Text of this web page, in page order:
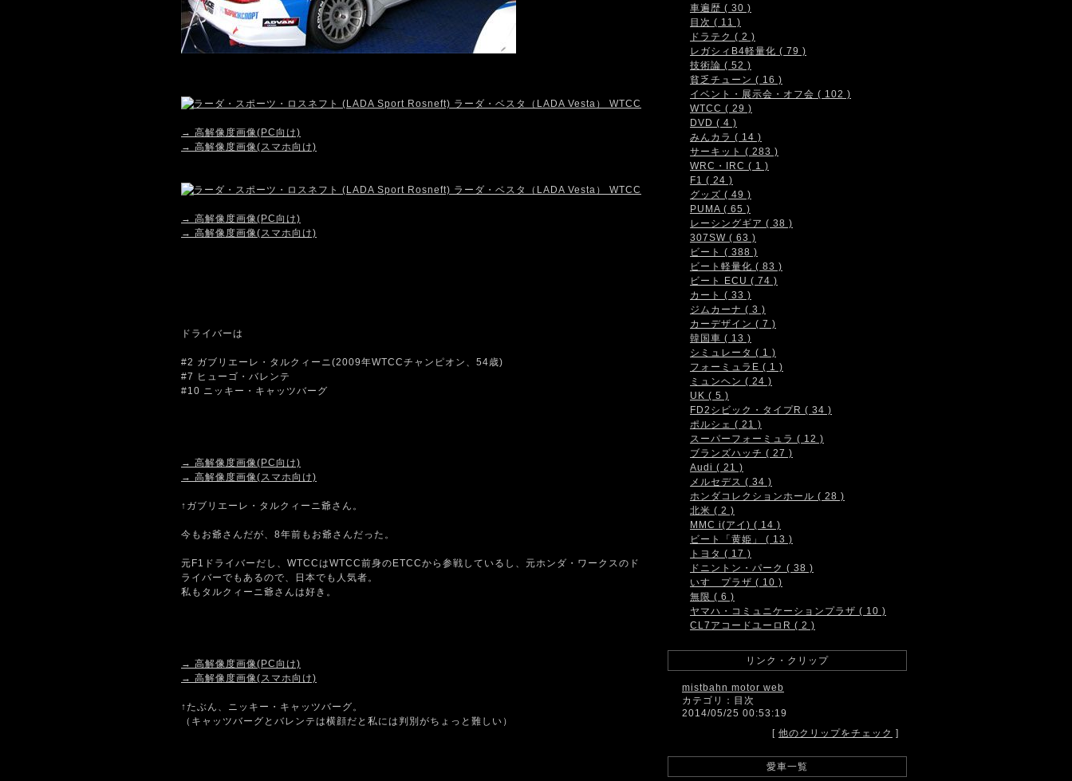
→ 高解像度画像(PC向け)
→ 高解像度画像(スマホ向け)
→ 高解像度画像(PC向け)
→ 高解像度画像(スマホ向け)
ドライバーは
#2 ガブリエーレ・タルクィーニ(2009年WTCCチャンピオン、54歳)
#7 ヒューゴ・バレンテ
#10 ニッキー・キャッツバーグ
→ 高解像度画像(PC向け)
→ 高解像度画像(スマホ向け)
↑ガブリエーレ・タルクィーニ爺さん。
今もお爺さんだが、8年前もお爺さんだった。
元F1ドライバーだし、WTCCはWTCC前身のETCCから参戦しているし、元ホンダ・ワークスのド
ライバーでもあるので、日本でも人気者。
私もタルクィーニ爺さんは好き。
→ 高解像度画像(PC向け)
→ 高解像度画像(スマホ向け)
↑たぶん、ニッキー・キャッツバーグ。
（キャッツバーグとバレンテは横顔だと私には判別がちょっと難しい）
車遍歴 ( 30 )
目次 ( 11 )
ドラテク ( 2 )
レガシィB4軽量化 ( 79 )
技術論 ( 52 )
貧乏チューン ( 16 )
イベント・展示会・オフ会 ( 102 )
WTCC ( 29 )
DVD ( 4 )
みんカラ ( 14 )
サーキット ( 283 )
WRC・IRC ( 1 )
F1 ( 24 )
グッズ ( 49 )
PUMA ( 65 )
レーシングギア ( 38 )
307SW ( 63 )
ビート ( 388 )
ビート軽量化 ( 83 )
ビート ECU ( 74 )
カート ( 33 )
ジムカーナ ( 3 )
カーデザイン ( 7 )
韓国車 ( 13 )
シミュレータ ( 1 )
フォーミュラE ( 1 )
ミュンヘン ( 24 )
UK ( 5 )
FD2シビック・タイプR ( 34 )
ポルシェ ( 21 )
スーパーフォーミュラ ( 12 )
ブランズハッチ ( 27 )
Audi ( 21 )
メルセデス ( 34 )
ホンダコレクションホール ( 28 )
北米 ( 2 )
MMC i(アイ) ( 14 )
ビート「黄姫」 ( 13 )
トヨタ ( 17 )
ドニントン・パーク ( 38 )
いすゞプラザ ( 10 )
無限 ( 6 )
ヤマハ・コミュニケーションプラザ ( 10 )
CL7アコードユーロR ( 2 )
リンク・クリップ
mistbahn motor web
カテゴリ：目次
2014/05/25 00:53:19
[ 他のクリップをチェック ]
愛車一覧